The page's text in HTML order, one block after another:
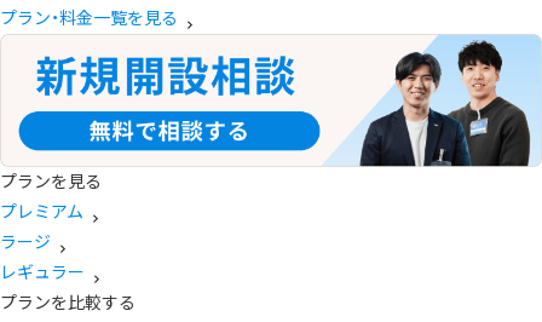
プラン・料金一覧を見る
プランを見る
プレミアム
ラージ
レギュラー
プランを比較する